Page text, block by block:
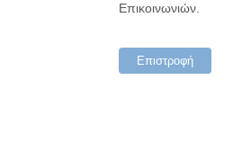
Επικοινωνιών.
Επιστροφή